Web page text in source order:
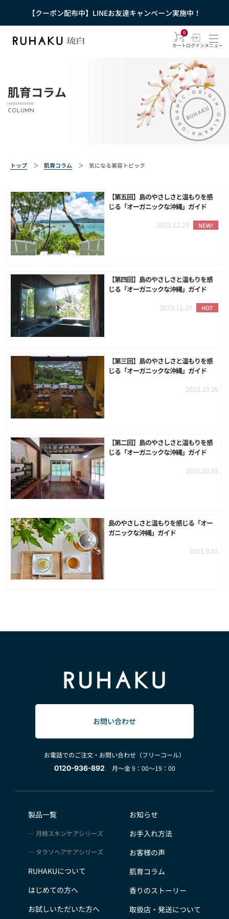
【クーポン配布中】LINEお友達キャンペーン実施中！
0
カートログインメニュー
肌育コラム
COLUMN
トップ ＞ 肌育コラム ＞ 気になる美容トピック
【第五回】島のやさしさと温もりを感
じる「オーガニックな沖縄」ガイド
2023.12.29
NEW!
【第四回】島のやさしさと温もりを感
じる「オーガニックな沖縄」ガイド
2023.11.29
HOT
【第三回】島のやさしさと温もりを感
じる「オーガニックな沖縄」ガイド
2023.10.26
【第二回】島のやさしさと温もりを感
じる「オーガニックな沖縄」ガイド
2023.10.05
島のやさしさと温もりを感じる「オー
ガニックな沖縄」ガイド
2023.9.05
お問い合わせ
お電話でのご注文・お問い合わせ（フリーコール）
0120-936-892
月～金 9：00～19：00
製品一覧
月桃スキンケアシリーズ
タラソヘアケアシリーズ
RUHAKUについて
はじめての方へ
お試しいただいた方へ
お知らせ
お手入れ方法
お客様の声
肌育コラム
香りのストーリー
取扱店・発送について